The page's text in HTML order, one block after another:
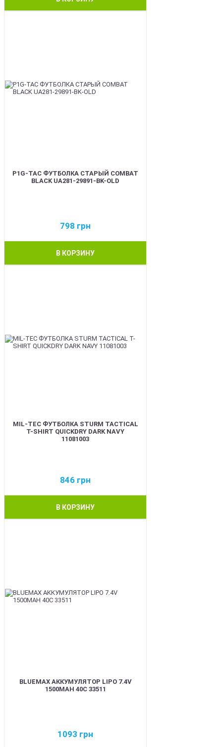
P1G-TAC ФУТБОЛКА СТАРЫЙ COMBAT
BLACK UA281-29891-BK-OLD
798 грн
В КОРЗИНУ
MIL-TEC ФУТБОЛКА STURM TACTICAL
T-SHIRT QUICKDRY DARK NAVY
11081003
846 грн
В КОРЗИНУ
BLUEMAX АККУМУЛЯТОР LIPO 7.4V
1500MAH 40C 33511
1093 грн